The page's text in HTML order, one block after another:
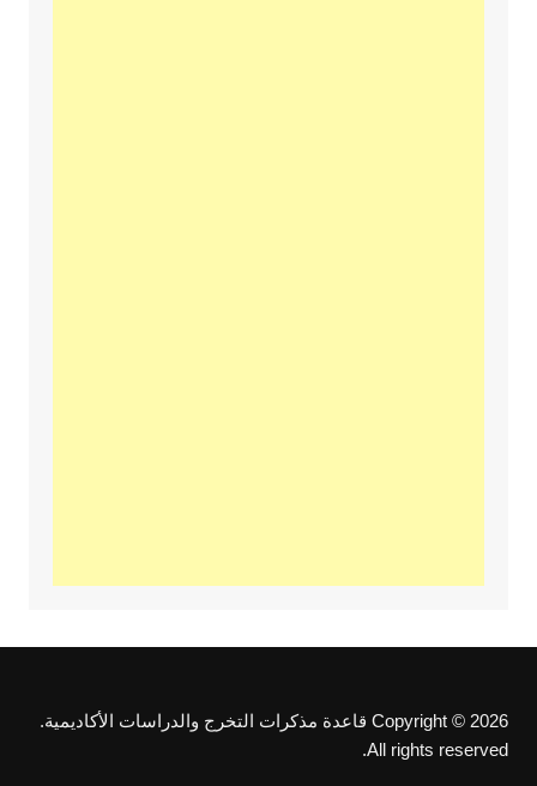
Copyright © 2026 قاعدة مذكرات التخرج والدراسات الأكاديمية.
All rights reserved.